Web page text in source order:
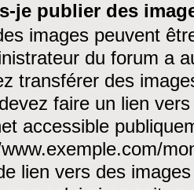
je publier des
images peuvent
du forum a
transférer des
faire un lien
accessible
lien vers des